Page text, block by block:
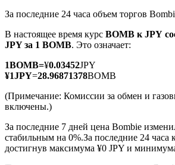
TradFi
Деривативы на акции, форекс,
сырьевые товары
За последние 24 часа объем торгов
В настоящее время курс BOMB к JPY
JPY за 1 BOMB. Это означает:
1BOMB=¥0.03452JPY
¥1JPY=28.96871378BOMB
(Примечание: Комиссии за обмен и
включены.)
За последние 7 дней цена Bombie
стабильным на 0%.За последние 24 часа
достигнув максимума ¥0 JPY и